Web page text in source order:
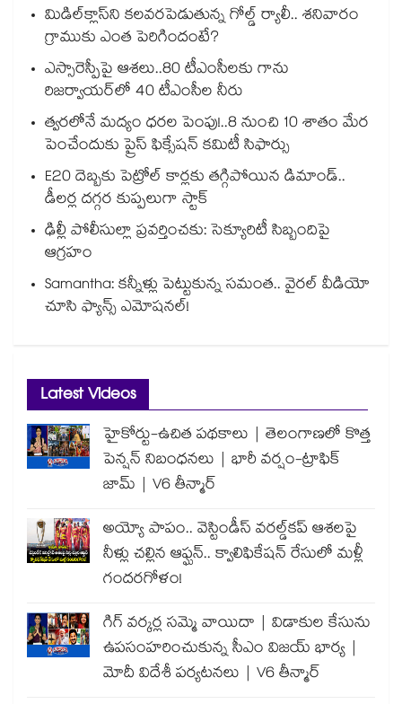
మిడిల్‌క్లాస్‌ని కలవరపెడుతున్న గోల్డ్ ర్యాలీ.. శనివారం
గ్రాముకు ఎంత పెరిగిందంటే?
ఎస్సారెస్పీపై ఆశలు..80 టీఎంసీలకు గాను
రిజర్వాయర్‌‌‌‌‌‌‌‌‌‌‌‌‌‌‌‌లో 40 టీఎంసీల నీరు
త్వరలోనే మద్యం ధ‌‌ర‌‌ల పెంపు!..8 నుంచి 10 శాతం మేర
పెంచేందుకు ప్రైస్ ఫిక్సేష‌‌న్ క‌‌మిటీ సిఫార్సు
E20 దెబ్బకు పెట్రోల్ కార్లకు తగ్గిపోయిన డిమాండ్..
డీలర్ల దగ్గర కుప్పలుగా స్టాక్
ఢిల్లీ పోలీసుల్లా ప్రవర్తించకు: సెక్యూరిటీ సిబ్బందిపై
ఆగ్రహం
Samantha: కన్నీళ్లు పెట్టుకున్న సమంత.. వైరల్ వీడియో
చూసి ఫ్యాన్స్ ఎమోషనల్!
Latest Videos
హైకోర్టు-ఉచిత పథకాలు | తెలంగాణలో కొత్త
పెన్షన్ నిబంధనలు | భారీ వర్షం-ట్రాఫిక్
జామ్ | V6 తీన్మార్
అయ్యో పాపం.. వెస్టిండీస్ వరల్డ్‌కప్ ఆశలపై
నీళ్లు చల్లిన ఆఫ్ఘన్.. క్వాలిఫికేషన్ రేసులో మళ్లీ
గందరగోళం!
గిగ్ వర్కర్ల సమ్మె వాయిదా | విడాకుల కేసును
ఉపసంహరించుకున్న సీఎం విజయ్ భార్య |
మోదీ విదేశీ పర్యటనలు | V6 తీన్మార్